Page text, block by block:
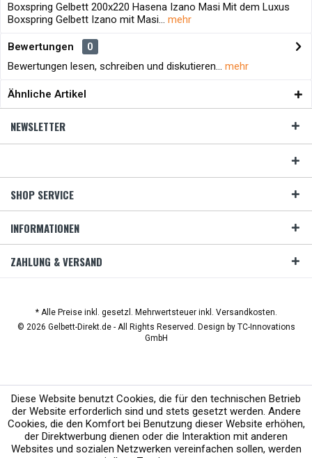
Boxspring Gelbett 200x220 Hasena Izano Masi Mit dem Luxus
Boxspring Gelbett Izano mit Masi... mehr
Bewertungen
0
Bewertungen lesen, schreiben und diskutieren... mehr
Ähnliche Artikel
NEWSLETTER
SHOP SERVICE
INFORMATIONEN
ZAHLUNG & VERSAND
* Alle Preise inkl. gesetzl. Mehrwertsteuer inkl. Versandkosten.
© 2026 Gelbett-Direkt.de - All Rights Reserved. Design by TC-Innovations
GmbH
Diese Website benutzt Cookies, die für den technischen Betrieb
der Website erforderlich sind und stets gesetzt werden. Andere
Cookies, die den Komfort bei Benutzung dieser Website erhöhen,
der Direktwerbung dienen oder die Interaktion mit anderen
Websites und sozialen Netzwerken vereinfachen sollen, werden